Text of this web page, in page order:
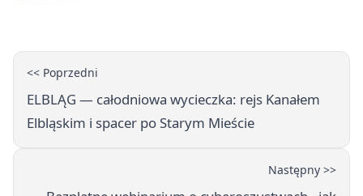
<< Poprzedni
ELBLĄG — całodniowa wycieczka: rejs Kanałem
Elbląskim i spacer po Starym Mieście
Następny >>